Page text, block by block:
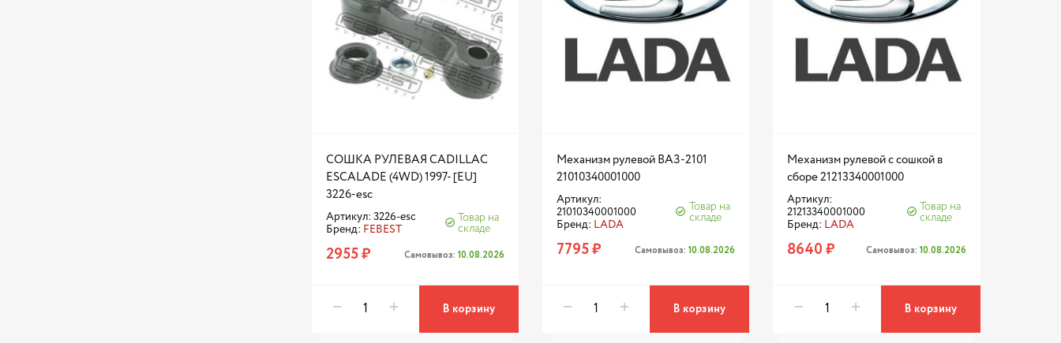
СОШКА РУЛЕВАЯ CADILLAC
ESCALADE (4WD) 1997- [EU]
3226-esc
Артикул: 3226-esc
Бренд: FEBEST
Товар на
складе
2955 ₽ Самовывоз: 10.08.2026
В корзину
Механизм рулевой ВАЗ-2101
21010340001000
Артикул:
21010340001000
Бренд: LADA
Товар на
складе
7795 ₽ Самовывоз:10.08.2026
В корзину
Механизм рулевой с сошкой в
сборе 21213340001000
Артикул:
21213340001000
Бренд: LADA
Товар на
складе
8640 ₽ Самовывоз: 10.08.2026
В корзину